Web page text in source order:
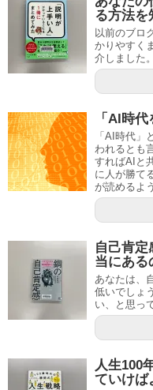
る方法を
以前のブロ
かりやすく
介しました
「AI時
「AI時代」
われるとも
すればAIと
に人が勝て
が読めるよ
自己肯
当にある
あなたは、
低いでしょ
い、と思っ
人生100
ていけば